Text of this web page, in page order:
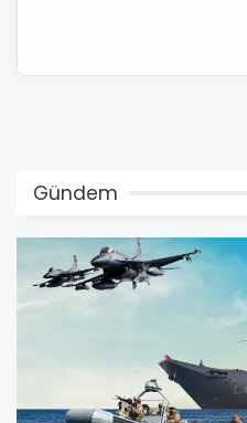
Gündem